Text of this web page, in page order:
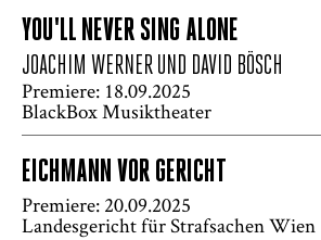
YOU'LL NEVER SING ALONE
JOACHIM WERNER UND DAVID BÖSCH
Premiere: 18.09.2025
BlackBox Musiktheater
EICHMANN VOR GERICHT
Premiere: 20.09.2025
Landesgericht für Strafsachen Wien